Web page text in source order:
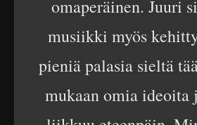
omaperäinen. Juuri
musiikki myös
pieniä palasia sieltä
mukaan omia